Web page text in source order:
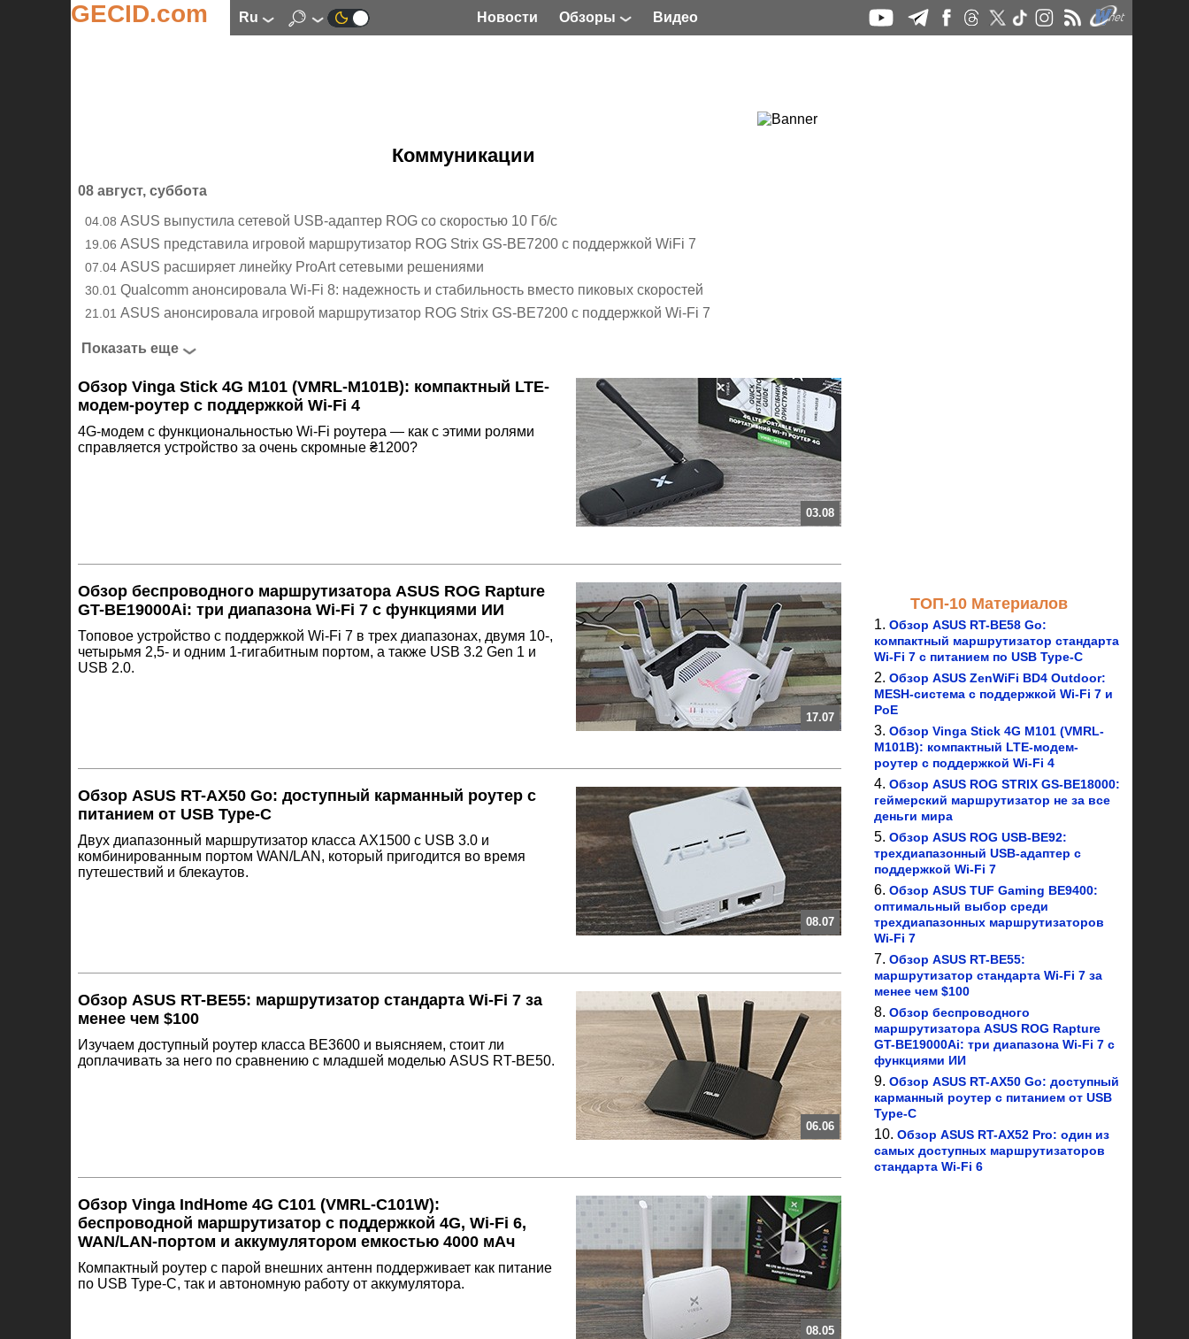
GECID.com ru Новости Обзоры Видео
Коммуникации
08 август, суббота
04.08 ASUS выпустила сетевой USB-адаптер ROG со скоростью 10 Гб/с
19.06 ASUS представила игровой маршрутизатор ROG Strix GS-BE7200 с поддержкой WiFi 7
07.04 ASUS расширяет линейку ProArt сетевыми решениями
30.01 Qualcomm анонсировала Wi-Fi 8: надежность и стабильность вместо пиковых скоростей
21.01 ASUS анонсировала игровой маршрутизатор ROG Strix GS-BE7200 с поддержкой Wi-Fi 7
Показать еще
Обзор Vinga Stick 4G M101 (VMRL-M101B): компактный LTE-
модем-роутер с поддержкой Wi-Fi 4
4G-модем с функциональностью Wi-Fi роутера — как с этими ролями
справляется устройство за очень скромные ₴1200?
03.08
Обзор беспроводного маршрутизатора ASUS ROG Rapture
GT-BE19000Ai: три диапазона Wi-Fi 7 с функциями ИИ
Топовое устройство с поддержкой Wi-Fi 7 в трех диапазонах, двумя 10-,
четырьмя 2,5- и одним 1-гигабитным портом, а также USB 3.2 Gen 1 и
USB 2.0.
17.07
Обзор ASUS RT-AX50 Go: доступный карманный роутер с
питанием от USB Type-C
Двух диапазонный маршрутизатор класса AX1500 с USB 3.0 и
комбинированным портом WAN/LAN, который пригодится во время
путешествий и блекаутов.
08.07
Обзор ASUS RT-BE55: маршрутизатор стандарта Wi-Fi 7 за
менее чем $100
Изучаем доступный роутер класса BE3600 и выясняем, стоит ли
доплачивать за него по сравнению с младшей моделью ASUS RT-BE50.
06.06
Обзор Vinga IndHome 4G C101 (VMRL-C101W):
беспроводной маршрутизатор с поддержкой 4G, Wi-Fi 6,
WAN/LAN-портом и аккумулятором емкостью 4000 мАч
Компактный роутер с парой внешних антенн поддерживает как питание
по USB Type-C, так и автономную работу от аккумулятора.
08.05
ТОП-10 Материалов
Обзор ASUS RT-BE58 Go:
компактный маршрутизатор стандарта
Wi-Fi 7 с питанием по USB Type-C
Обзор ASUS ZenWiFi BD4 Outdoor:
MESH-система с поддержкой Wi-Fi 7 и
PoE
Обзор Vinga Stick 4G M101 (VMRL-
M101B): компактный LTE-модем-
роутер с поддержкой Wi-Fi 4
Обзор ASUS ROG STRIX GS-BE18000:
геймерский маршрутизатор не за все
деньги мира
Обзор ASUS ROG USB-BE92:
трехдиапазонный USB-адаптер с
поддержкой Wi-Fi 7
Обзор ASUS TUF Gaming BE9400:
оптимальный выбор среди
трехдиапазонных маршрутизаторов
Wi-Fi 7
Обзор ASUS RT-BE55:
маршрутизатор стандарта Wi-Fi 7 за
менее чем $100
Обзор беспроводного
маршрутизатора ASUS ROG Rapture
GT-BE19000Ai: три диапазона Wi-Fi 7 с
функциями ИИ
Обзор ASUS RT-AX50 Go: доступный
карманный роутер с питанием от USB
Type-C
Обзор ASUS RT-AX52 Pro: один из
самых доступных маршрутизаторов
стандарта Wi-Fi 6